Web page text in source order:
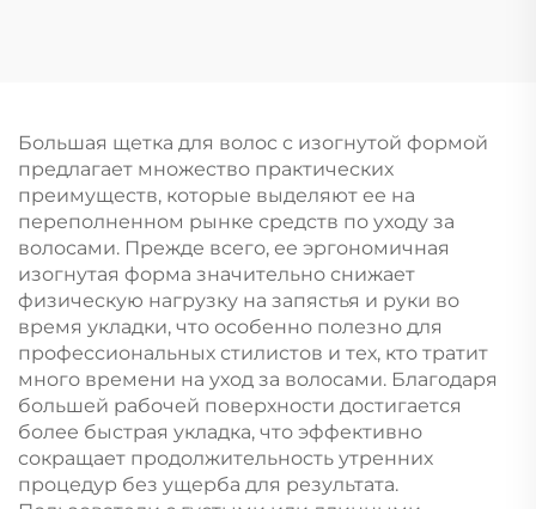
расчески, головка
щетки для мытых
волос
массажная расческа
с антистатической
ребристой
конструкцией для
укладки вьющихся
волос в салоне
Большая щетка для волос с изогнутой формой
предлагает множество практических
преимуществ, которые выделяют ее на
переполненном рынке средств по уходу за
волосами. Прежде всего, ее эргономичная
изогнутая форма значительно снижает
физическую нагрузку на запястья и руки во
время укладки, что особенно полезно для
профессиональных стилистов и тех, кто тратит
много времени на уход за волосами. Благодаря
большей рабочей поверхности достигается
более быстрая укладка, что эффективно
сокращает продолжительность утренних
процедур без ущерба для результата.